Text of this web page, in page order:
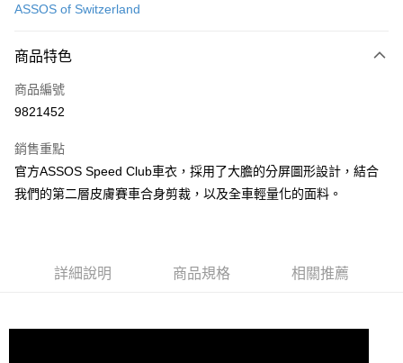
Apple Pay
ATM付款
全家取貨付款
每筆NT$90
7-11取貨付款
ASSOS of Switzerland
商品特色
商品編號
9821452
銷售重點
官方ASSOS Speed Club車衣，採用了大膽的分屏圖形設計，結合
我們的第二層皮膚賽車合身剪裁，以及全車輕量化的面料。
詳細說明 商品規格 相關推薦